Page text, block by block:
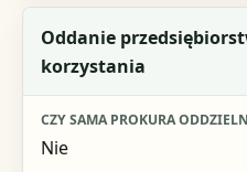
Oddanie
korzystania
Nie